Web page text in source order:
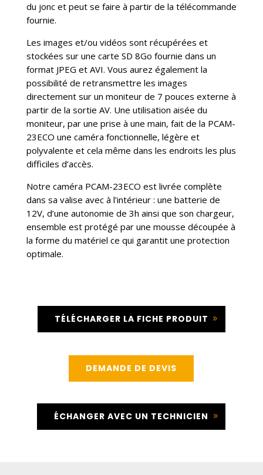
du jonc et peut se faire à partir de la télécommande
fournie.
Les images et/ou vidéos sont récupérées et
stockées sur une carte SD 8Go fournie dans un
format JPEG et AVI. Vous aurez également la
possibilité de retransmettre les images
directement sur un moniteur de 7 pouces externe à
partir de la sortie AV. Une utilisation aisée du
moniteur, par une prise à une main, fait de la PCAM-
23ECO une caméra fonctionnelle, légère et
polyvalente et cela même dans les endroits les plus
difficiles d’accès.
Notre caméra PCAM-23ECO est livrée complète
dans sa valise avec à l’intérieur : une batterie de
12V, d’une autonomie de 3h ainsi que son chargeur,
ensemble est protégé par une mousse découpée à
la forme du matériel ce qui garantit une protection
optimale.
TÉLÉCHARGER LA FICHE PRODUIT
DEMANDE DE DEVIS
ÉCHANGER AVEC UN TECHNICIEN